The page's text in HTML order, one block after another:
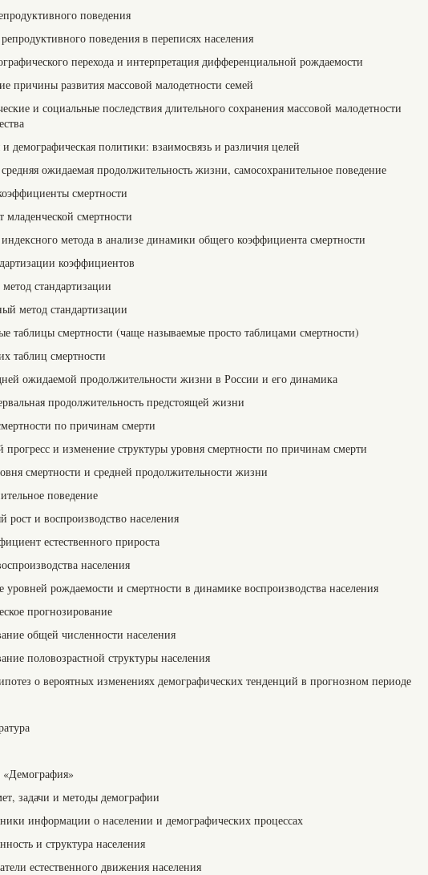
поведения
поведения в переписях населения
перехода и интерпретация дифференциальной рождаемости
причины развития массовой малодетности семей
и социальные последствия длительного сохранения массовой малодетности
демографическая политики: взаимосвязь и различия целей
ожидаемая продолжительность жизни, самосохранительное поведение
смертности
смертности
метода в анализе динамики общего коэффициента смертности
коэффициентов
стандартизации
метод стандартизации
таблицы смертности (чаще называемые просто таблицами смертности)
таблиц смертности
ожидаемой продолжительности жизни в России и его динамика
продолжительность предстоящей жизни
по причинам смерти
и изменение структуры уровня смертности по причинам смерти
смертности и средней продолжительности жизни
поведение
рост и воспроизводство населения
естественного прироста
населения
рождаемости и смертности в динамике воспроизводства населения
прогнозирование
общей численности населения
половозрастной структуры населения
о вероятных изменениях демографических тенденций в прогнозном периоде
задачи и методы демографии
информации о населении и демографических процессах
и структура населения
естественного движения населения